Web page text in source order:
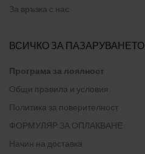
За връзка с нас
ВСИЧКО ЗА ПАЗАРУВАНЕТО
Програма за лоялност
Общи правила и условия
Политика за поверителност
ФОРМУЛЯР ЗА ОПЛАКВАНЕ
Начин на доставка